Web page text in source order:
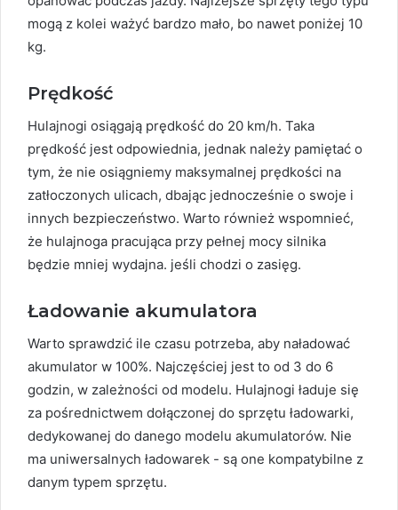
mogą z kolei ważyć bardzo mało, bo nawet poniżej 10
kg.
Prędkość
Hulajnogi osiągają prędkość do 20 km/h. Taka
prędkość jest odpowiednia, jednak należy pamiętać o
tym, że nie osiągniemy maksymalnej prędkości na
zatłoczonych ulicach, dbając jednocześnie o swoje i
innych bezpieczeństwo. Warto również wspomnieć,
że hulajnoga pracująca przy pełnej mocy silnika
będzie mniej wydajna. jeśli chodzi o zasięg.
Ładowanie akumulatora
Warto sprawdzić ile czasu potrzeba, aby naładować
akumulator w 100%. Najczęściej jest to od 3 do 6
godzin, w zależności od modelu. Hulajnogi ładuje się
za pośrednictwem dołączonej do sprzętu ładowarki,
dedykowanej do danego modelu akumulatorów. Nie
ma uniwersalnych ładowarek - są one kompatybilne z
danym typem sprzętu.